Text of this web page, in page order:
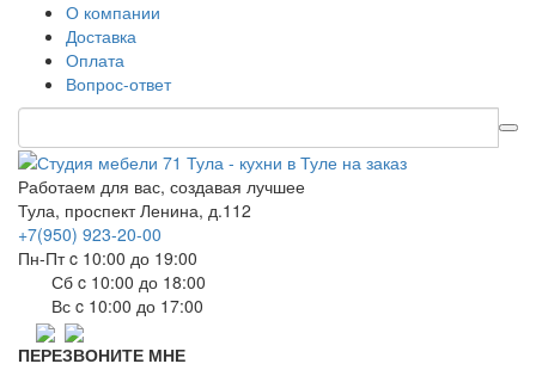
О компании
Доставка
Оплата
Вопрос-ответ
Работаем для вас, создавая лучшее
Тула, проспект Ленина, д.112
+7(950) 923-20-00
Пн-Пт c 10:00 до 19:00
Сб c 10:00 до 18:00
Вс c 10:00 до 17:00
ПЕРЕЗВОНИТЕ МНЕ